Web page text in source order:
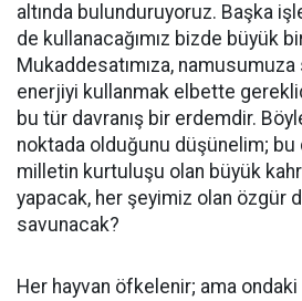
altında bulunduruyoruz. Başka
de kullanacağımız bizde büyük
Mukaddesatımıza, namusumuza
enerjiyi kullanmak elbette
bu tür davranış bir erdemdir.
noktada olduğunu düşünelim;
milletin kurtuluşu olan büyük
yapacak, her şeyimiz olan özgür
savunacak?
Her hayvan öfkelenir; ama ondaki